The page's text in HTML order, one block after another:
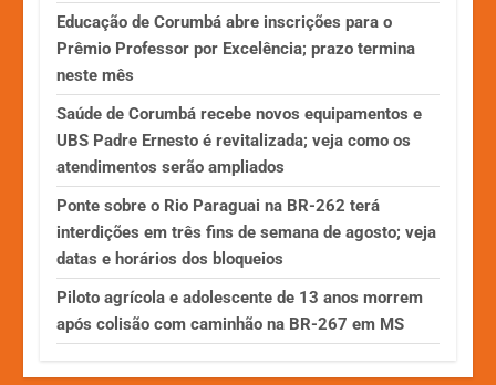
Educação de Corumbá abre inscrições para o
Prêmio Professor por Excelência; prazo termina
neste mês
Saúde de Corumbá recebe novos equipamentos e
UBS Padre Ernesto é revitalizada; veja como os
atendimentos serão ampliados
Ponte sobre o Rio Paraguai na BR-262 terá
interdições em três fins de semana de agosto; veja
datas e horários dos bloqueios
Piloto agrícola e adolescente de 13 anos morrem
após colisão com caminhão na BR-267 em MS